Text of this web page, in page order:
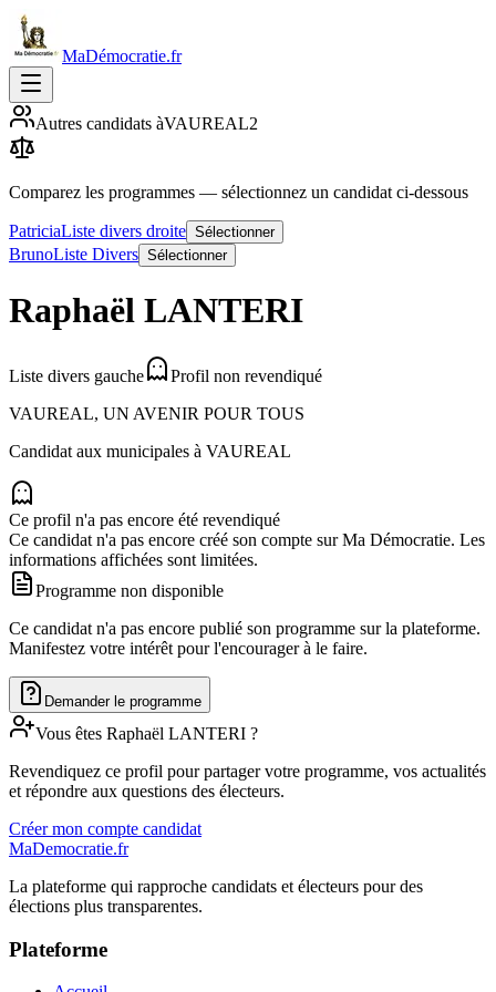
MaDémocratie.fr
Autres candidats àVAUREAL2
Comparez les programmes — sélectionnez un candidat ci-dessous
PatriciaListe divers droite Sélectionner
BrunoListe Divers Sélectionner
Raphaël LANTERI
Liste divers gauche
Profil non revendiqué
VAUREAL, UN AVENIR POUR TOUS
Candidat aux municipales à VAUREAL
Ce profil n'a pas encore été revendiqué
Ce candidat n'a pas encore créé son compte sur Ma Démocratie. Les
informations affichées sont limitées.
Programme non disponible
Ce candidat n'a pas encore publié son programme sur la plateforme.
Manifestez votre intérêt pour l'encourager à le faire.
Demander le programme
Vous êtes Raphaël LANTERI ?
Revendiquez ce profil pour partager votre programme, vos actualités
et répondre aux questions des électeurs.
Créer mon compte candidat
MaDemocratie.fr
La plateforme qui rapproche candidats et électeurs pour des
élections plus transparentes.
Plateforme